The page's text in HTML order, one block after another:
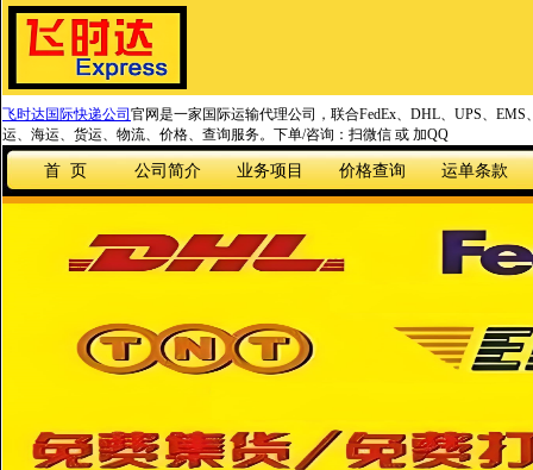
飞时达国际快递公司 官网是一家国际运输代理公司，联合FedEx、DHL、UPS、
运、海运、货运、物流、价格、查询服务。下单/咨询：扫微信 或 加QQ
首 页 公司简介 业务项目 价格查询 运单条款